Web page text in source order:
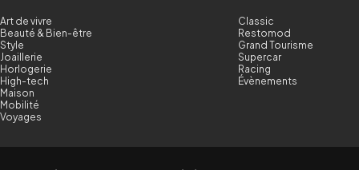
Art de vivre
Beauté & Bien-être
Style
Joaillerie
Horlogerie
High-tech
Maison
Mobilité
Voyages
Classic
Restomod
Grand Tourisme
Supercar
Racing
Évènements